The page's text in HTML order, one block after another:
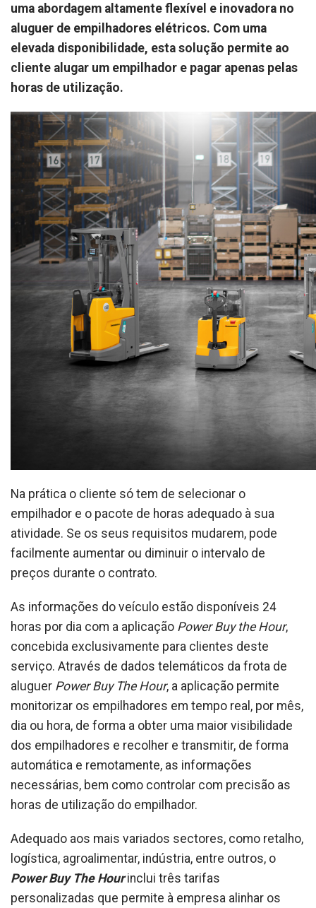
uma abordagem altamente flexível e inovadora no
aluguer de empilhadores elétricos. Com uma
elevada disponibilidade, esta solução permite ao
cliente alugar um empilhador e pagar apenas pelas
horas de utilização.
Na prática o cliente só tem de selecionar o
empilhador e o pacote de horas adequado à sua
atividade. Se os seus requisitos mudarem, pode
facilmente aumentar ou diminuir o intervalo de
preços durante o contrato.
As informações do veículo estão disponíveis 24
horas por dia com a aplicação Power Buy the Hour,
concebida exclusivamente para clientes deste
serviço. Através de dados telemáticos da frota de
aluguer Power Buy The Hour, a aplicação permite
monitorizar os empilhadores em tempo real, por mês,
dia ou hora, de forma a obter uma maior visibilidade
dos empilhadores e recolher e transmitir, de forma
automática e remotamente, as informações
necessárias, bem como controlar com precisão as
horas de utilização do empilhador.
Adequado aos mais variados sectores, como retalho,
logística, agroalimentar, indústria, entre outros, o
Power Buy The Hourinclui três tarifas
personalizadas que permite à empresa alinhar os